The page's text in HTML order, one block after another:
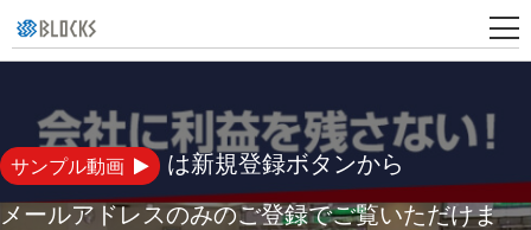
録
サンプル動画
は新規登録ボタンから
メールアドレスのみのご登録でご覧いただけま